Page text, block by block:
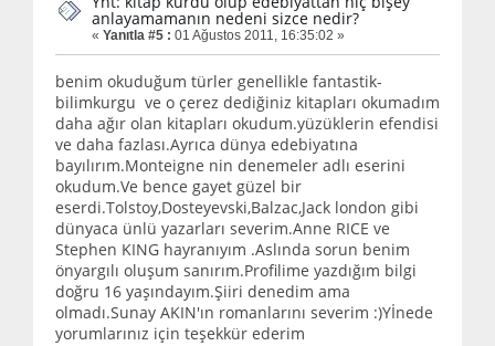
anlayamamanın nedeni sizce nedir?
« Yanıtla #5 : 01 Ağustos 2011, 16:35:02 »
benim okuduğum türler genellikle fantastik-
bilimkurgu ve o çerez dediğiniz kitapları okumadım
daha ağır olan kitapları okudum.yüzüklerin efendisi
ve daha fazlası.Ayrıca dünya edebiyatına
bayılırım.Monteigne nin denemeler adlı eserini
okudum.Ve bence gayet güzel bir
eserdi.Tolstoy,Dosteyevski,Balzac,Jack london gibi
dünyaca ünlü yazarları severim.Anne RICE ve
Stephen KING hayranıyım .Aslında sorun benim
önyargılı oluşum sanırım.Profilime yazdığım bilgi
doğru 16 yaşındayım.Şiiri denedim ama
olmadı.Sunay AKIN'ın romanlarını severim :)Yİnede
yorumlarınız için teşekkür ederim